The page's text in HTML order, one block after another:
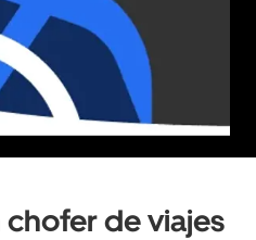
de viajes